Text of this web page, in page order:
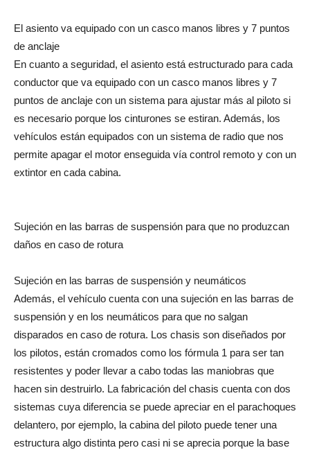
El asiento va equipado con un casco manos libres y 7 puntos
de anclaje
En cuanto a seguridad, el asiento está estructurado para cada
conductor que va equipado con un casco manos libres y 7
puntos de anclaje con un sistema para ajustar más al piloto si
es necesario porque los cinturones se estiran. Además, los
vehículos están equipados con un sistema de radio que nos
permite apagar el motor enseguida vía control remoto y con un
extintor en cada cabina.
Sujeción en las barras de suspensión para que no produzcan
daños en caso de rotura
Sujeción en las barras de suspensión y neumáticos
Además, el vehículo cuenta con una sujeción en las barras de
suspensión y en los neumáticos para que no salgan
disparados en caso de rotura. Los chasis son diseñados por
los pilotos, están cromados como los fórmula 1 para ser tan
resistentes y poder llevar a cabo todas las maniobras que
hacen sin destruirlo. La fabricación del chasis cuenta con dos
sistemas cuya diferencia se puede apreciar en el parachoques
delantero, por ejemplo, la cabina del piloto puede tener una
estructura algo distinta pero casi ni se aprecia porque la base